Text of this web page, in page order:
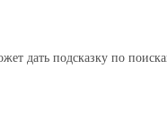
дать подсказку по